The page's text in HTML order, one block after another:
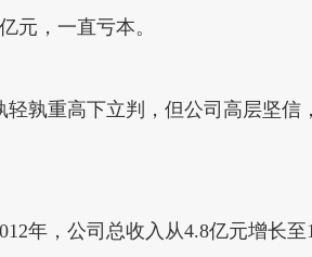
元，一直亏本。
轻孰重高下立判，但公司高层坚
年，公司总收入从4.8亿元增长